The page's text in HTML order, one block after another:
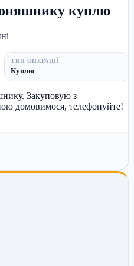
куплю
ТИП ОПЕРАЦІЇ
Куплю
Закуповую з
домовимося, телефонуйте!